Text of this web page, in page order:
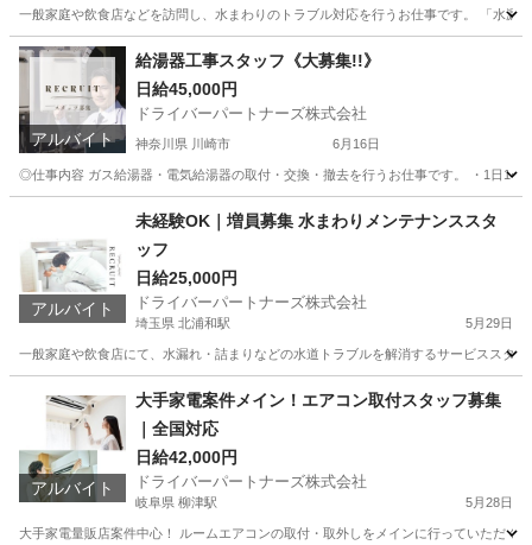
一般家庭や飲食店などを訪問し、水まわりのトラブル対応を行うお仕事です。 「水
愛知 清須市 清洲駅 軽作業 スタッフ
アルバイト
給湯器工事スタッフ《大募集!!》
日給45,000円
ドライバーパートナーズ株式会社
神奈川県 川崎市 6月16日
◎仕事内容 ガス給湯器・電気給湯器の取付・交換・撤去を行うお仕事です。 ・1日1
その他 給湯器
アルバイト
未経験OK｜増員募集 水まわりメンテナンススタ
ッフ
日給25,000円
ドライバーパートナーズ株式会社
埼玉県 北浦和駅 5月29日
一般家庭や飲食店にて、水漏れ・詰まりなどの水道トラブルを解消するサービススタ
さいたま市 北浦和駅 その他 スタッフ
アルバイト
大手家電案件メイン！エアコン取付スタッフ募集
｜全国対応
日給42,000円
ドライバーパートナーズ株式会社
岐阜県 柳津駅 5月28日
大手家電量販店案件中心！ ルームエアコンの取付・取外しをメインに行っていただ